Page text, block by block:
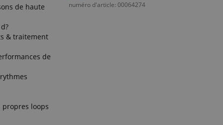
de haute
& traitement
de
loops
numéro d'article: 00064274